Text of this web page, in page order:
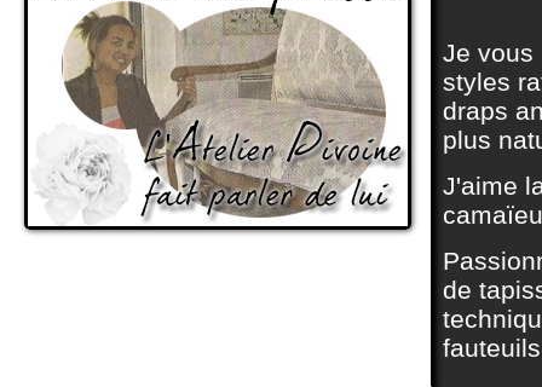
Je vous
styles
draps
plus
J'aime
de